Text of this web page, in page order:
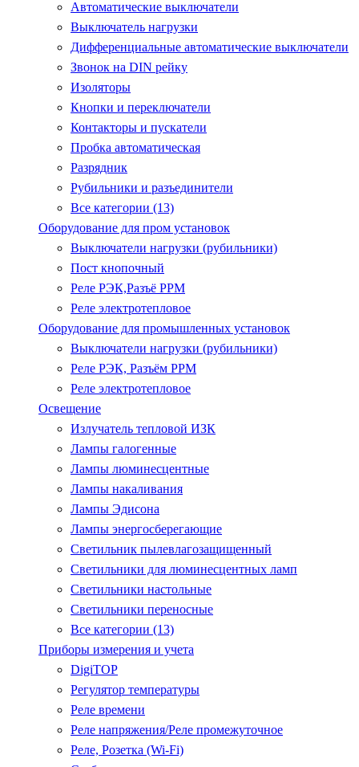
Автоматические выключатели
Выключатель нагрузки
Дифференциальные автоматические выключатели
Звонок на DIN рейку
Изоляторы
Кнопки и переключатели
Контакторы и пускатели
Пробка автоматическая
Разрядник
Рубильники и разъединители
Все категории (13)
Оборудование для пром установок
Выключатели нагрузки (рубильники)
Пост кнопочный
Реле РЭК,Разъё РРМ
Реле электротепловое
Оборудование для промышленных установок
Выключатели нагрузки (рубильники)
Реле РЭК, Разъём РРМ
Реле электротепловое
Освещение
Излучатель тепловой ИЗК
Лампы галогенные
Лампы люминесцентные
Лампы накаливания
Лампы Эдисона
Лампы энергосберегающие
Светильник пылевлагозащищенный
Светильники для люминесцентных ламп
Светильники настольные
Светильники переносные
Все категории (13)
Приборы измерения и учета
DigiTOP
Регулятор температуры
Реле времени
Реле напряжения/Реле промежуточное
Реле, Розетка (Wi-Fi)